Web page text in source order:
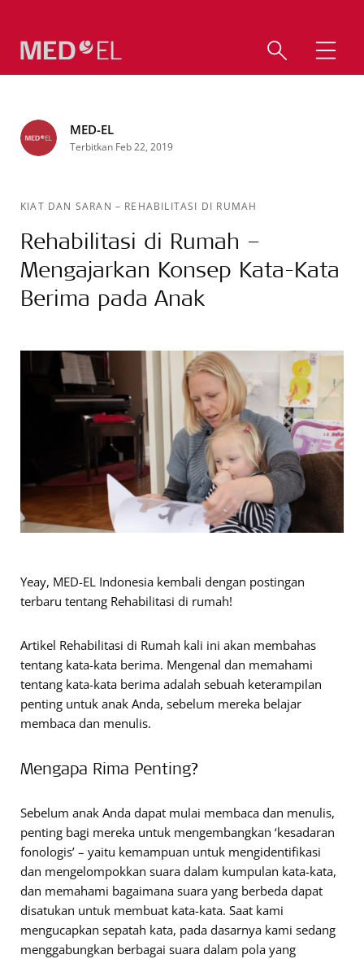
MED-EL
Terbitkan Feb 22, 2019
KIAT DAN SARAN – REHABILITASI DI RUMAH
Rehabilitasi di Rumah –
Mengajarkan Konsep Kata-Kata
Berima pada Anak
Yeay, MED-EL Indonesia kembali dengan postingan
terbaru tentang Rehabilitasi di rumah!
Artikel Rehabilitasi di Rumah kali ini akan membahas
tentang kata-kata berima. Mengenal dan memahami
tentang kata-kata berima adalah sebuah keterampilan
penting untuk anak Anda, sebelum mereka belajar
membaca dan menulis.
Mengapa Rima Penting?
Sebelum anak Anda dapat mulai membaca dan menulis,
penting bagi mereka untuk mengembangkan ‘kesadaran
fonologis’ – yaitu kemampuan untuk mengidentifikasi
dan mengelompokkan suara dalam kumpulan kata-kata,
dan memahami bagaimana suara yang berbeda dapat
disatukan untuk membuat kata-kata. Saat kami
mengucapkan sepatah kata, pada dasarnya kami sedang
menggabungkan berbagai suara dalam pola yang